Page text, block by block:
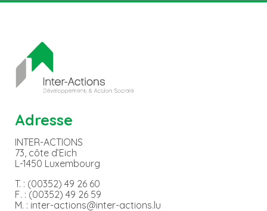
Adresse
INTER-ACTIONS
73, côte d’Eich
L-1450 Luxembourg
T. : (00352) 49 26 60
F. : (00352) 49 26 59
M. : inter-actions@inter-actions.lu